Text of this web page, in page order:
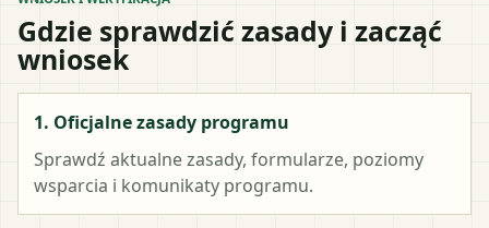
Gdzie sprawdzić zasady i zacząć
wniosek
1. Oficjalne zasady programu
Sprawdź aktualne zasady, formularze, poziomy
wsparcia i komunikaty programu.